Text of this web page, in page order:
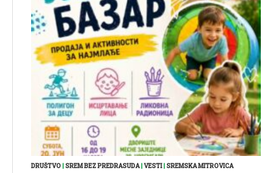
DRUŠTVO SREM BEZ PREDRASUDA| VESTI| SREMSKA MITROVICA